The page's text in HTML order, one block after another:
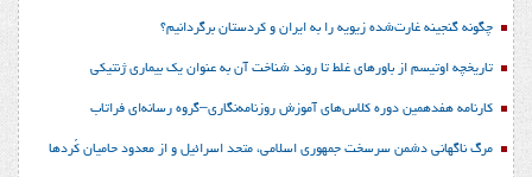
چگونه گنجینه غارت‌شده زیویه را به ایران و کردستان برگردانیم؟
تاریخچه اوتیسم از باورهای غلط تا روند شناخت آن به عنوان یک بیماری ژنتیکی
کارنامه هفدهمین دوره کلاس‌های آموزش روزنامه‌نگاری–گروه رسانه‌ای فراتاب
مرگ ناگهانی دشمن سرسخت جمهوری اسلامی، متحد اسرائیل و از معدود حامیان کُردها